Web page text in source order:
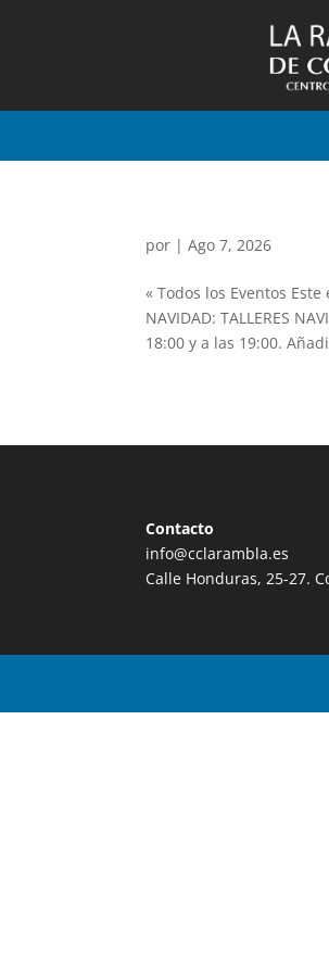
por |Ago 7, 2026
« Todos los Eventos Este
NAVIDAD: TALLERES
18:00 y a las 19:00.
Contacto
info@cclarambla.es
Calle Honduras, 25-27.